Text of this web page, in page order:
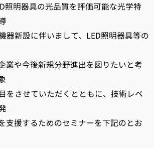
照明器具の光品質を評価可能な光学特
器新設に伴いまして、LED照明器具等の
業や今後新規分野進出を図りたいと考
をさせていただくとともに、技術レベ
支援するためのセミナーを下記のとお